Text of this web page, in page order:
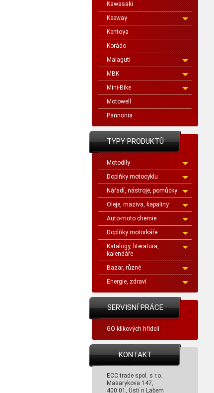
Kawasaki
Keeway
Kentoya
Korádo
Malaguti
MBK
Mini-Bike
Motowell
Pannonia
TYPY PRODUKTŮ
Motodíly
Doplňky motocyklu
Nářadí, nástroje, pomůcky
Oleje, maziva, kapaliny
Auto-moto chemie
Doplňky motorkáře
Katalogy, literatura,
kalendáře
Bazar, různé
Energie, zdraví
SERVISNÍ PRÁCE
GO klikových hřídelí
KONTAKT
ECC trade spol. s r.o.
Masarykova 147,
400 01, Ústí n Labem